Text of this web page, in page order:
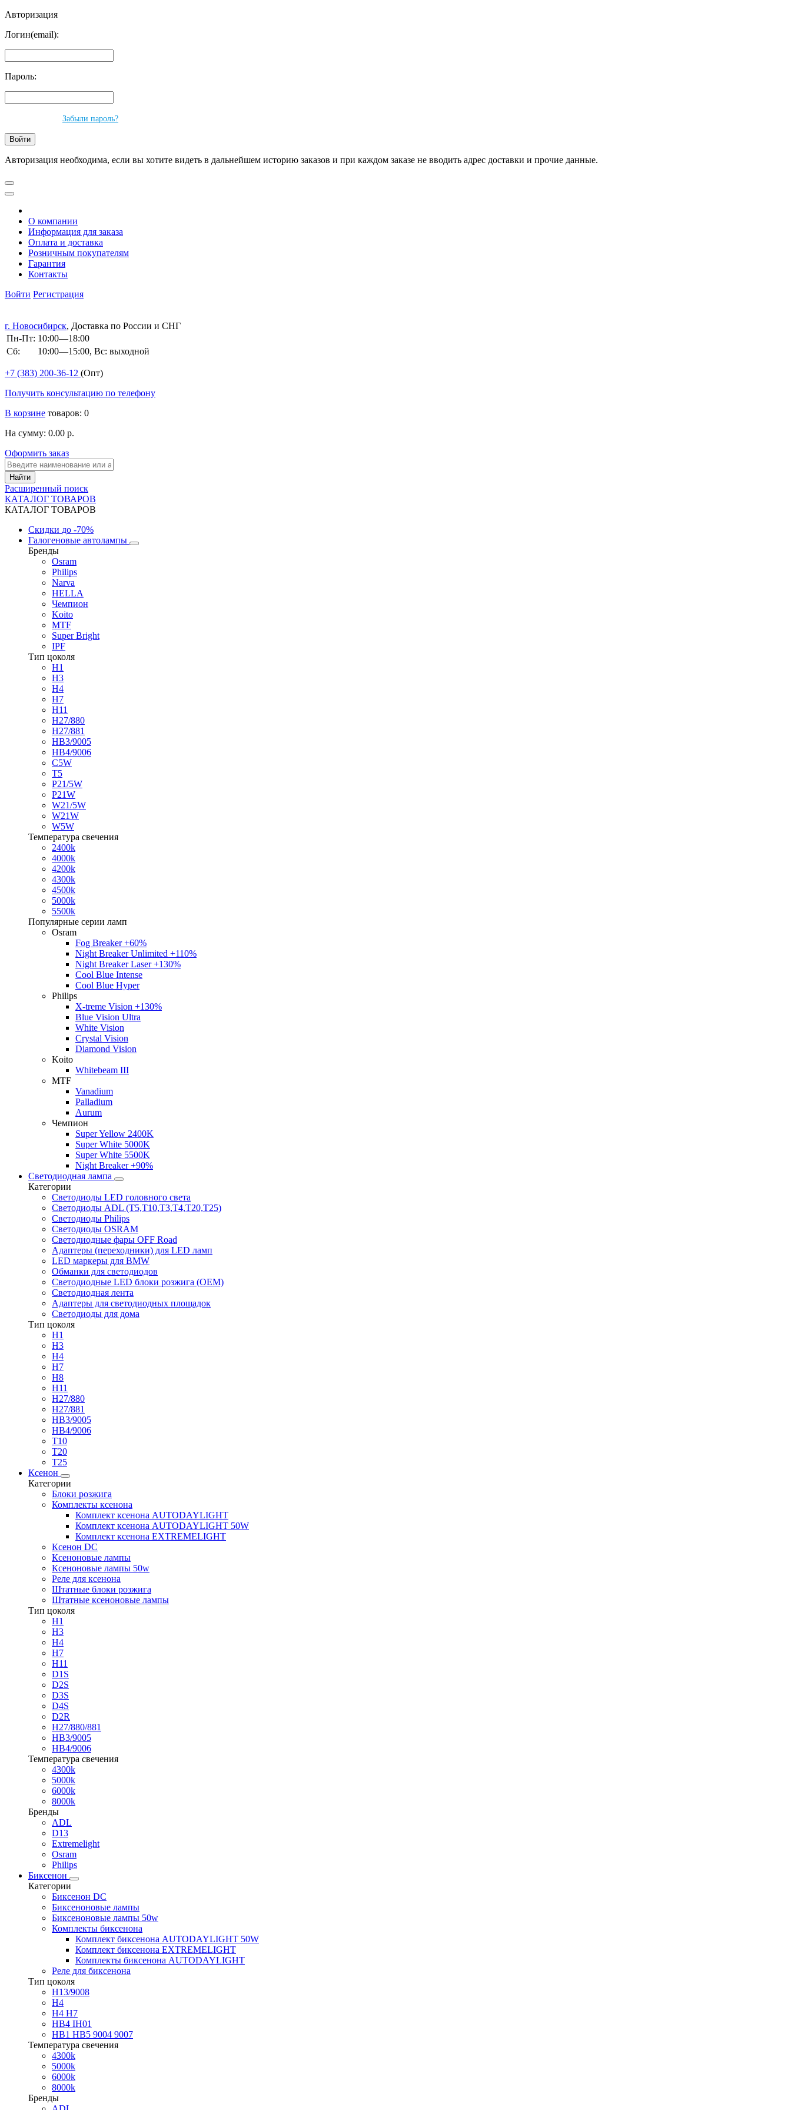
Авторизация
Логин(email):
Пароль:
Забыли пароль?
Авторизация необходима, если вы хотите видеть в дальнейшем историю заказов и при каждом заказе не вводить адрес доставки и прочие данные.
О компании
Информация для заказа
Оплата и доставка
Розничным покупателям
Гарантия
Контакты
Войти Регистрация
г. Новосибирск, Доставка по России и СНГ
Пн-Пт: 10:00—18:00
Сб:
10:00—15:00, Вс: выходной
+7 (383) 200-36-12 (Опт)
Получить консультацию по телефону
В корзине товаров: 0
На сумму: 0.00 р.
Оформить заказ
Расширенный поиск
КАТАЛОГ ТОВАРОВ
КАТАЛОГ ТОВАРОВ
Скидки до -70%
Галогеновые автолампы
Бренды
Osram
Philips
Narva
HELLA
Чемпион
Koito
MTF
Super Bright
IPF
Тип цоколя
H1
H3
H4
H7
H11
H27/880
H27/881
HB3/9005
HB4/9006
C5W
T5
P21/5W
P21W
W21/5W
W21W
W5W
Температура свечения
2400k
4000k
4200k
4300k
4500k
5000k
5500k
Популярные серии ламп
Osram
Fog Breaker +60%
Night Breaker Unlimited +110%
Night Breaker Laser +130%
Cool Blue Intense
Cool Blue Hyper
Philips
X-treme Vision +130%
Blue Vision Ultra
White Vision
Crystal Vision
Diamond Vision
Koito
Whitebeam III
MTF
Vanadium
Palladium
Aurum
Чемпион
Super Yellow 2400K
Super White 5000K
Super White 5500K
Night Breaker +90%
Светодиодная лампа
Категории
Светодиоды LED головного света
Светодиоды ADL (T5,T10,T3,T4,T20,T25)
Светодиоды Philips
Светодиоды OSRAM
Светодиодные фары OFF Road
Адаптеры (переходники) для LED ламп
LED маркеры для BMW
Обманки для светодиодов
Светодиодные LED блоки розжига (OEM)
Светодиодная лента
Адаптеры для светодиодных площадок
Светодиоды для дома
Тип цоколя
H1
H3
H4
H7
H8
H11
H27/880
H27/881
HB3/9005
HB4/9006
T10
T20
T25
Ксенон
Категории
Блоки розжига
Комплекты ксенона
Комплект ксенона AUTODAYLIGHT
Комплект ксенона AUTODAYLIGHT 50W
Комплект ксенона EXTREMELIGHT
Ксенон DC
Ксеноновые лампы
Ксеноновые лампы 50w
Реле для ксенона
Штатные блоки розжига
Штатные ксеноновые лампы
Тип цоколя
H1
H3
H4
H7
H11
D1S
D2S
D3S
D4S
D2R
H27/880/881
HB3/9005
HB4/9006
Температура свечения
4300k
5000k
6000k
8000k
Бренды
ADL
D13
Extremelight
Osram
Philips
Биксенон
Категории
Биксенон DC
Биксеноновые лампы
Биксеноновые лампы 50w
Комплекты биксенона
Комплект биксенона AUTODAYLIGHT 50W
Комплект биксенона EXTREMELIGHT
Комплекты биксенона AUTODAYLIGHT
Реле для биксенона
Тип цоколя
H13/9008
H4
H4 H7
HB4 IH01
HB1 HB5 9004 9007
Температура свечения
4300k
5000k
6000k
8000k
Бренды